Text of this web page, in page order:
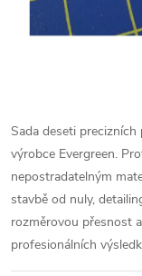
Sada deseti
výrobce Evergreen.
nepostradatelným
stavbě od nuly,
rozměrovou přesnost
profesionálních